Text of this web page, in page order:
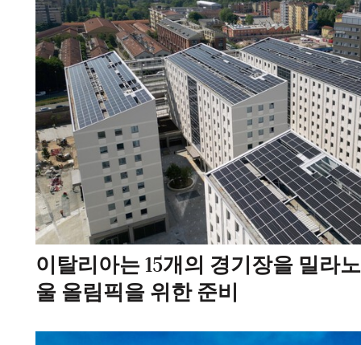
이탈리아는 15개의 경기장을 밀라
울 올림픽을 위한 준비